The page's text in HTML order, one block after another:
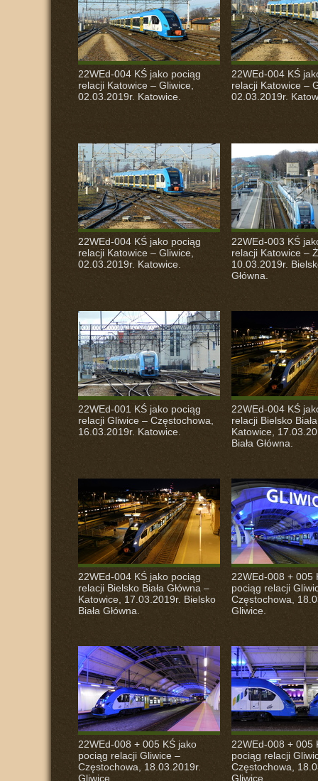
22WEd-004 KŚ jako pociąg
relacji Katowice – Gliwice,
02.03.2019r. Katowice.
22WEd-004 KŚ
relacji Katowice –
02.03.2019r.
22WEd-004 KŚ jako pociąg
relacji Katowice – Gliwice,
02.03.2019r. Katowice.
22WEd-003 KŚ
relacji Katowice –
10.03.2019r.
Główna.
22WEd-001 KŚ jako pociąg
relacji Gliwice – Częstochowa,
16.03.2019r. Katowice.
22WEd-004 KŚ
relacji Bielsko
Katowice,
Biała Główna.
22WEd-004 KŚ jako pociąg
relacji Bielsko Biała Główna –
Katowice, 17.03.2019r. Bielsko
Biała Główna.
22WEd-008 + 005
pociąg relacji
Częstochowa,
Gliwice.
22WEd-008 + 005 KŚ jako
pociąg relacji Gliwice –
Częstochowa, 18.03.2019r.
Gliwice.
22WEd-008 + 005
pociąg relacji
Częstochowa,
Gliwice.